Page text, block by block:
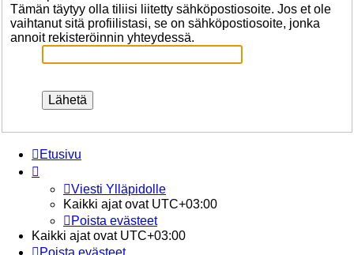
Tämän täytyy olla tiliisi liitetty sähköpostiosoite. Jos et ole
vaihtanut sitä profiilistasi, se on sähköpostiosoite, jonka
annoit rekisteröinnin yhteydessä.
Etusivu
Viesti Ylläpidolle
Kaikki ajat ovat UTC+03:00
Poista evästeet
Kaikki ajat ovat UTC+03:00
Poista evästeet